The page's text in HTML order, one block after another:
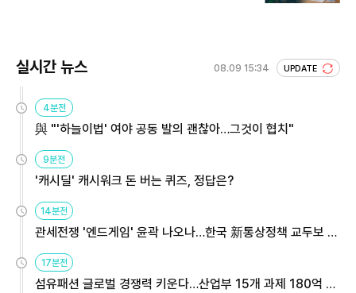
실시간 뉴스 08.09 15:34 UPDATE
4분전
與 "'하늘이법' 여야 공동 발의 괜찮아…그것이 협치"
9분전
'캐시딜' 캐시워크 돈 버는 퀴즈, 정답은?
14분전
관세전쟁 '엔드게임' 윤곽 나오나…한국 新통상정책 교두보 활
용해야
17분전
섬유패션 글로벌 경쟁력 키운다…산업부 15개 과제 180억 지